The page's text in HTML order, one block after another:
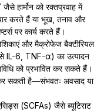
हार्मोन को रक्तप्रवाह में
पार करते हैं या भूख, तनाव और
पर कार्य करते हैं।
और मैक्रोफेज बैक्टीरियल
IL-6, TNF-α) का उत्पादन
को प्रभावित कर सकते हैं।
सकती है—संभवतः अवसाद या
(SCFAs) जैसे ब्यूटिराट